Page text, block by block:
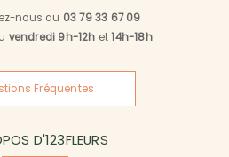
nous au 03 79 33 67 09
vendredi 9h-12h et14h-18h
Fréquentes
D'123FLEURS